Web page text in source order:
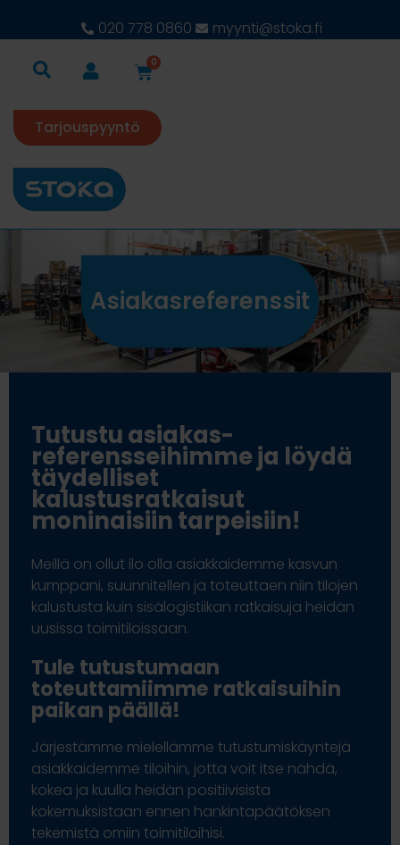
020 778 0860 myynti@stoka.fi
0
Tarjouspyyntö
Asiakasreferenssit
Tutustu asiakas­
referensseihimme ja löydä
täydelliset
kalustusratkaisut
moninaisiin tarpeisiin!
Meillä on ollut ilo olla asiakkaidemme kasvun
kumppani, suunnitellen ja toteuttaen niin tilojen
kalustusta kuin sisälogistiikan ratkaisuja heidän
uusissa toimitiloissaan.
Tule tutustumaan
toteuttamiimme ratkaisuihin
paikan päällä!
Järjestämme mielellämme tutustumiskäyntejä
asiakkaidemme tiloihin, jotta voit itse nähdä,
kokea ja kuulla heidän positiivisista
kokemuksistaan ennen hankintapäätöksen
tekemistä omiin toimitiloihisi.